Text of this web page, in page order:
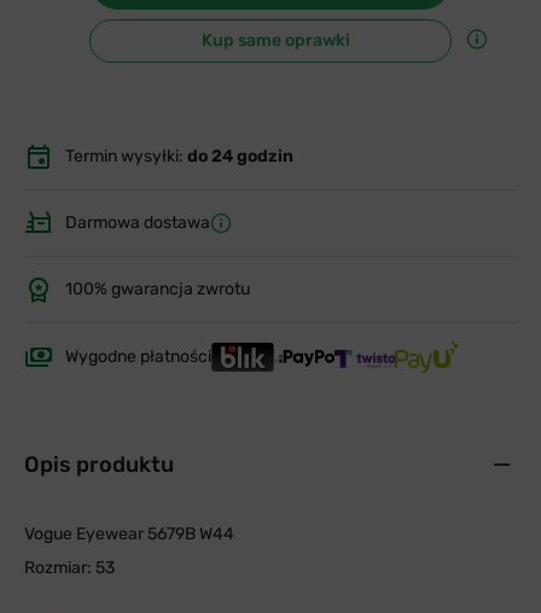
Kup same oprawki
Termin wysyłki: do 24 godzin
Darmowa dostawa
100% gwarancja zwrotu
Wygodne płatności
Opis produktu
Vogue Eyewear 5679B W44
Rozmiar: 53